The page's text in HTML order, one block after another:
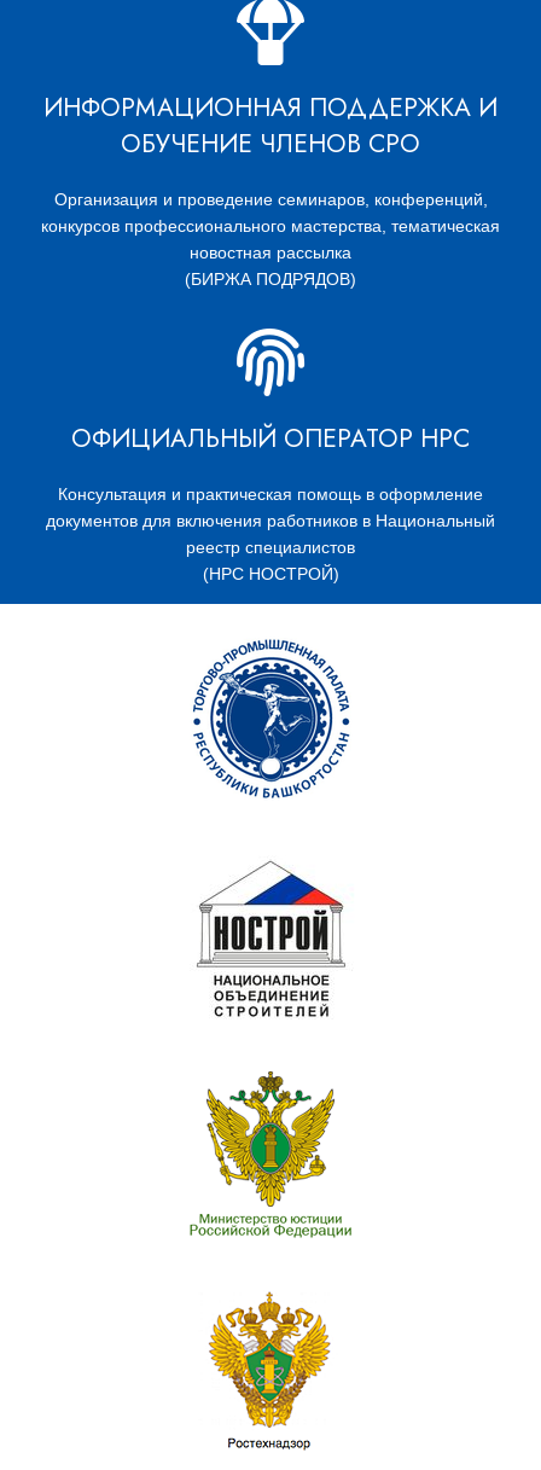
ИНФОРМАЦИОННАЯ ПОДДЕРЖКА И
ОБУЧЕНИЕ ЧЛЕНОВ СРО
Организация и проведение семинаров, конференций,
конкурсов профессионального мастерства, тематическая
новостная рассылка
(БИРЖА ПОДРЯДОВ)
ОФИЦИАЛЬНЫЙ ОПЕРАТОР НРС
Консультация и практическая помощь в оформление
документов для включения работников в Национальный
реестр специалистов
(НРС НОСТРОЙ)